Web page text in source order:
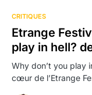
CRITIQUES
Etrange
play in hell?
Why don’t you play
cœur de l’Etrange